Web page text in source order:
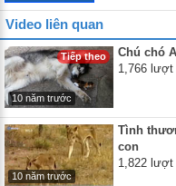
Video liên quan
Tiếp theo
10 năm trước
Chú chó
1,766 lượt
10 năm trước
Tình
con
1,822 lượt